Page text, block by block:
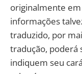
originalmente
informações
traduzido, por
tradução, poderá
indiquem seu